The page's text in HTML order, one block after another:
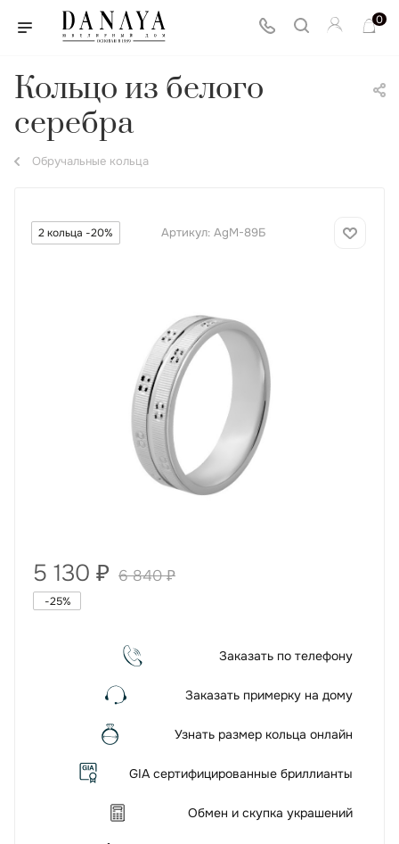
0
Кольцо из белого
серебра
Обручальные кольца
2 кольца -20% Артикул: AgМ-89Б
5 130 ₽ 6 840₽
-25%
Заказать по телефону
Заказать примерку на дому
Узнать размер кольца онлайн
GIA сертифицированные бриллианты
Обмен и скупка украшений